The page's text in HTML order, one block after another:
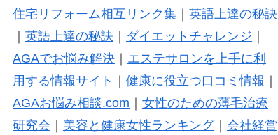
住宅リフォーム相互リンク集｜ 英語上達の秘訣
英語上達の秘訣 ダイエットチャレンジ
AGAでお悩み解決｜ エステサロンを上手に利
用する情報サイト
健康に役立つ口コミ情報
AGAお悩み相談.com
女性のための薄毛治療
研究会
美容と健康女性ランキング｜ 会社経営